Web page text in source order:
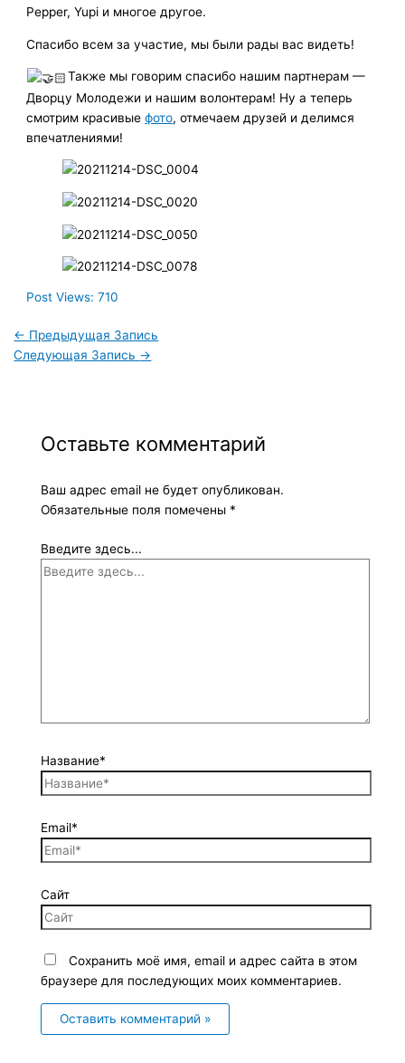
Pepper, Yupi и многое другое.
Спасибо всем за участие, мы были рады вас видеть!
Также мы говорим спасибо нашим партнерам —
Дворцу Молодежи и нашим волонтерам! Ну а теперь
смотрим красивыефото, отмечаем друзей и делимся
впечатлениями!
Post Views: 710
← Предыдущая Запись
Следующая Запись →
Оставьте комментарий
Ваш адрес email не будет опубликован.
Обязательные поля помечены *
Введите здесь...
Название*
Email*
Сайт
Сохранить моё имя, email и адрес сайта в этом
браузере для последующих моих комментариев.